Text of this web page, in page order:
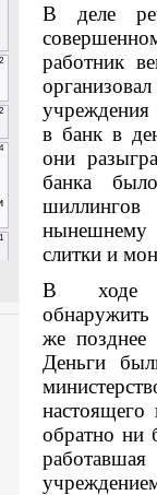
В деле
работник
учреждения
в банк в
они
банка
слитки и
В ходе
обнаружить
же
Деньги
настоящего
обратно ни